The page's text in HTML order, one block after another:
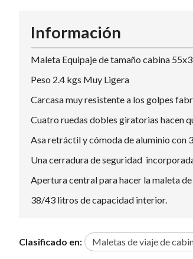
Información
Maleta Equipaje de tamaño cabina
Peso 2.4 kgs Muy Ligera
Carcasa muy resistente a los golpes
Cuatro ruedas dobles giratorias hacen
Asa retráctil y cómoda de aluminio con
Una cerradura de seguridad
Apertura central para hacer la maleta
38/43 litros de capacidad interior.
Clasificado en: Maletas de viaje de